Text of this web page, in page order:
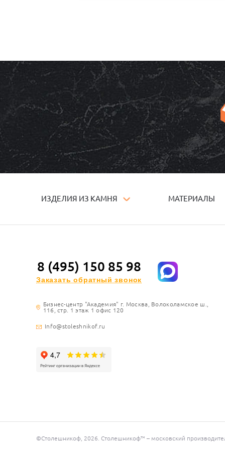
ИЗДЕЛИЯ ИЗ КАМНЯ МАТЕРИАЛЫ
8 (495) 150 85 98
Заказать обратный звонок
Бизнес-центр "Академия" г. Москва, Волоколамское ш.,
116, стр. 1 этаж 1 офис 120
Info@stoleshnikof.ru
©Столешникоф, 2026. Столешникоф™ – московский